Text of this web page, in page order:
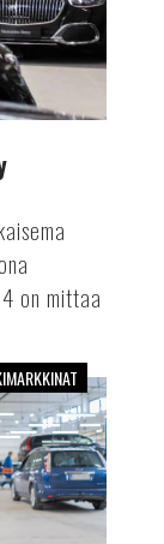
on mittaa